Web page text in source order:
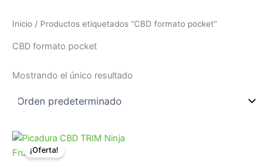
Inicio / Productos etiquetados “CBD formato pocket”
CBD formato pocket
Mostrando el único resultado
¡Oferta!
El
precio
original
El